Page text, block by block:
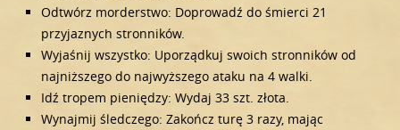
Odtwórz morderstwo: Doprowadź do śmierci 21
przyjaznych stronników.
Wyjaśnij wszystko: Uporządkuj swoich stronników od
najniższego do najwyższego ataku na 4 walki.
Idź tropem pieniędzy: Wydaj 33 szt. złota.
Wynajmij śledczego: Zakończ turę 3 razy, mając